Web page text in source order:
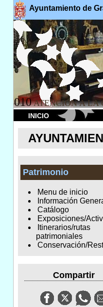
Ayuntamiento de
010 ATENCION A LA
INICIO
Patrimonio
Menu de inicio
Información
Catálogo
Exposiciones/
Itinerarios/rutas
patrimoniales
Conservación/
Compartir